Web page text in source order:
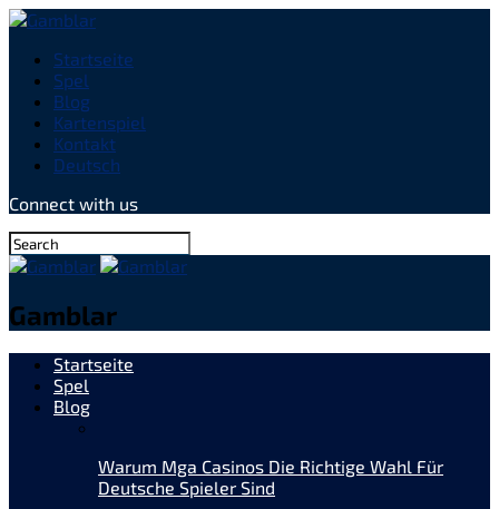
Startseite
Spel
Blog
Kartenspiel
Kontakt
Deutsch
Connect with us
Gamblar
Startseite
Spel
Blog
Warum Mga Casinos Die Richtige Wahl Für
Deutsche Spieler Sind